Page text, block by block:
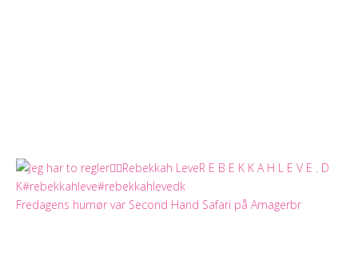
Fredagens humør var Second Hand Safari på Amagerbr